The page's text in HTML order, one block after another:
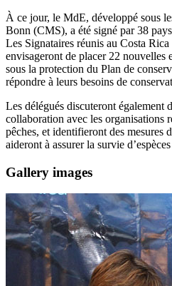
À ce jour, le MdE, développé sous
Bonn (CMS), a été signé par 38
Les Signataires réunis au Costa
envisageront de placer 22 nouvelles
sous la protection du Plan de
répondre à leurs besoins de
Les délégués discuteront également
collaboration avec les organisations
pêches, et identifieront des mesures
aideront à assurer la survie
Gallery images